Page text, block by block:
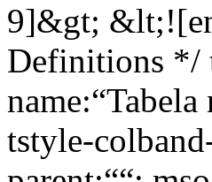
9]&gt;
Definitions */
tstyle-